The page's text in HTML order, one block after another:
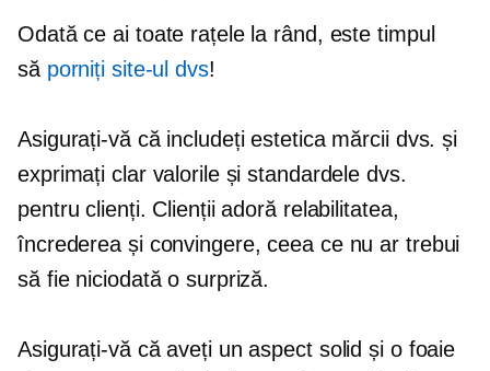
Odată ce ai toate rațele la rând, este timpul
să porniți site-ul dvs!
Asigurați-vă că includeți estetica mărcii dvs. și
exprimați clar valorile și standardele dvs.
pentru clienți. Clienții adoră relabilitatea,
încrederea și convingere, ceea ce nu ar trebui
să fie niciodată o surpriză.
Asigurați-vă că aveți un aspect solid și o foaie